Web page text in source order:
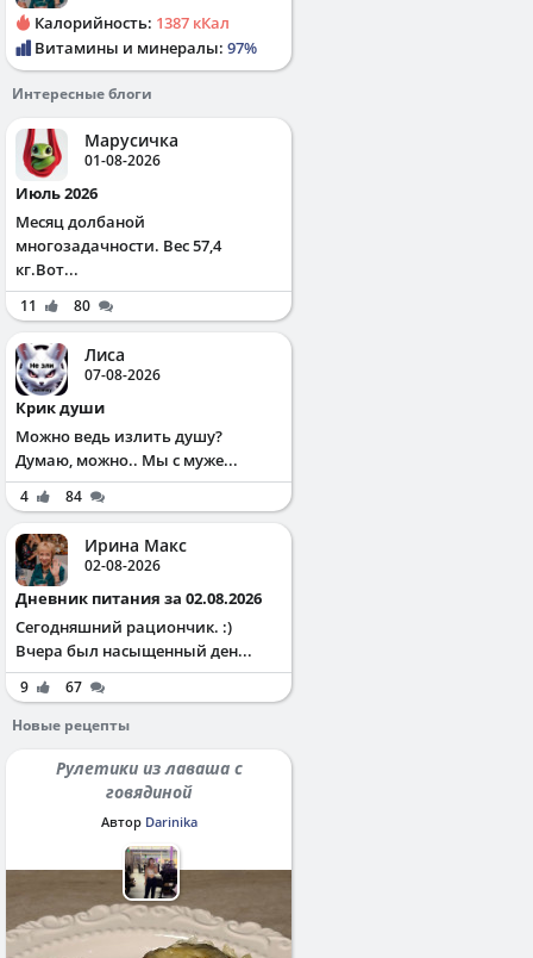
Калорийность: 1387 кКал
Витамины и минералы: 97%
Интересные блоги
Марусичка
01-08-2026
Июль 2026
Месяц долбаной
многозадачности. Вес 57,4
кг.Вот...
11 80
Лиса
07-08-2026
Крик души
Можно ведь излить душу?
Думаю, можно.. Мы с муже...
4 84
Ирина Макс
02-08-2026
Дневник питания за 02.08.2026
Сегодняшний рациончик. :)
Вчера был насыщенный ден...
9
67
Новые рецепты
Рулетики из лаваша с
говядиной
Автор Darinika